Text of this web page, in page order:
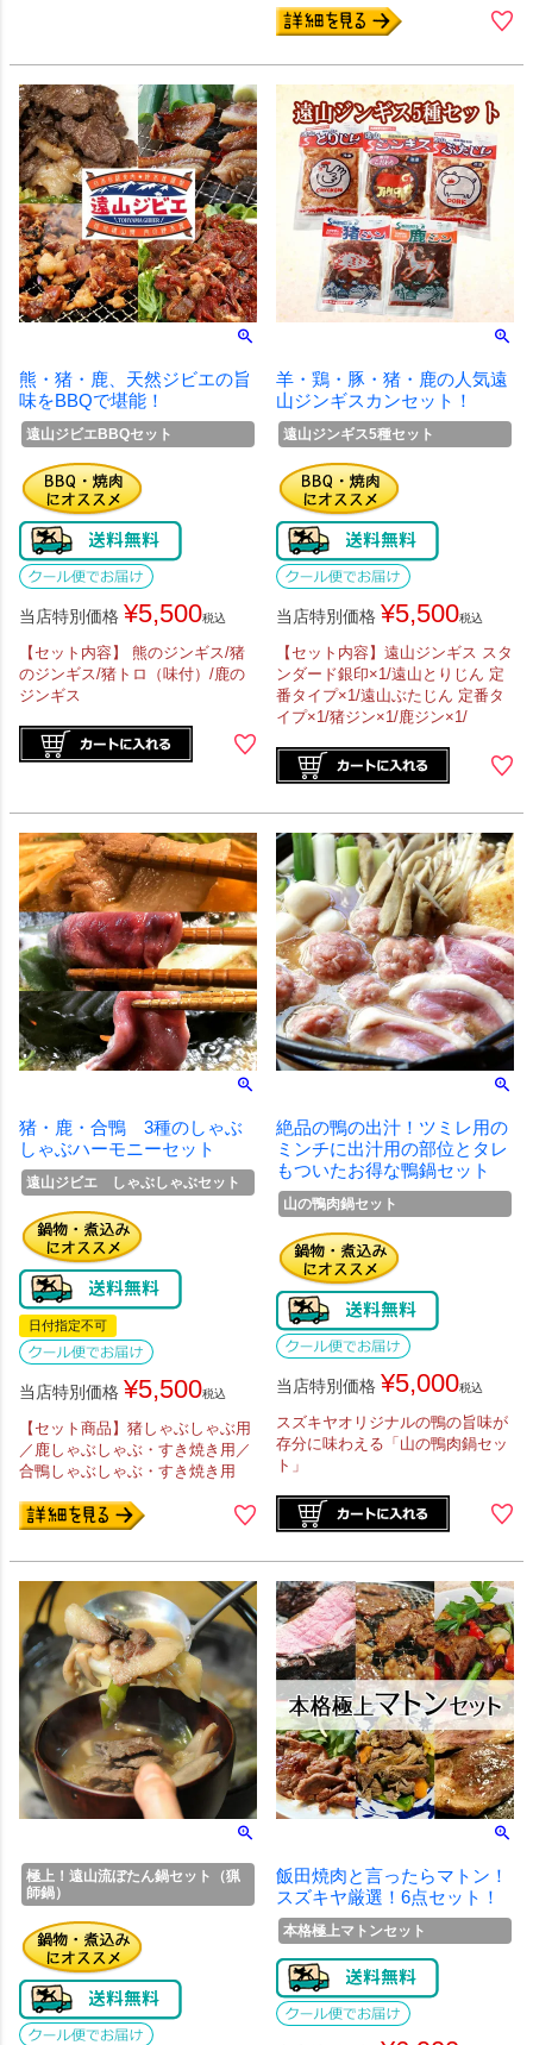
熊・猪・鹿、天然ジビエの旨
味をBBQで堪能！
遠山ジビエBBQセット
当店特別価格 ¥5,500税込
【セット内容】 熊のジンギス/猪
のジンギス/猪トロ（味付）/鹿の
ジンギス
羊・鶏・豚・猪・鹿の人気遠
山ジンギスカンセット！
遠山ジンギス5種セット
当店特別価格 ¥5,500税込
【セット内容】遠山ジンギス スタ
ンダード銀印×1/遠山とりじん 定
番タイプ×1/遠山ぶたじん 定番タ
イプ×1/猪ジン×1/鹿ジン×1/
猪・鹿・合鴨 3種のしゃぶ
しゃぶハーモニーセット
遠山ジビエ しゃぶしゃぶセット
日付指定不可
当店特別価格 ¥5,500税込
【セット商品】猪しゃぶしゃぶ用
／鹿しゃぶしゃぶ・すき焼き用／
合鴨しゃぶしゃぶ・すき焼き用
絶品の鴨の出汁！ツミレ用の
ミンチに出汁用の部位とタレ
もついたお得な鴨鍋セット
山の鴨肉鍋セット
当店特別価格 ¥5,000税込
スズキヤオリジナルの鴨の旨味が
存分に味わえる「山の鴨肉鍋セッ
ト」
極上！遠山流ぼたん鍋セット（猟
師鍋）
飯田焼肉と言ったらマトン！
スズキヤ厳選！6点セット！
本格極上マトンセット